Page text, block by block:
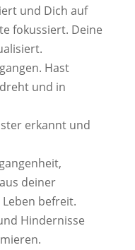
und Dich auf
fokussiert. Deine
Hast
und in
erkannt und
deiner
befreit.
Hindernisse